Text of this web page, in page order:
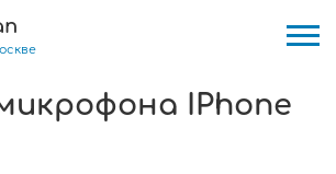
IPhone